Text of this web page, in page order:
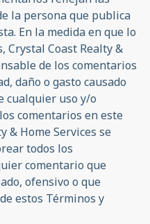
la persona que publica
En la medida en que lo
Crystal Coast Realty &
de los comentarios
daño o gasto causado
cualquier uso y/o
comentarios en este
& Home Services se
todos los
comentario que
ofensivo o que
estos Términos y